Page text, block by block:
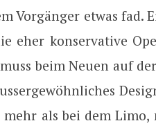
Vorgänger etwas fad.
eher konservative
beim Neuen auf
mehr als bei dem